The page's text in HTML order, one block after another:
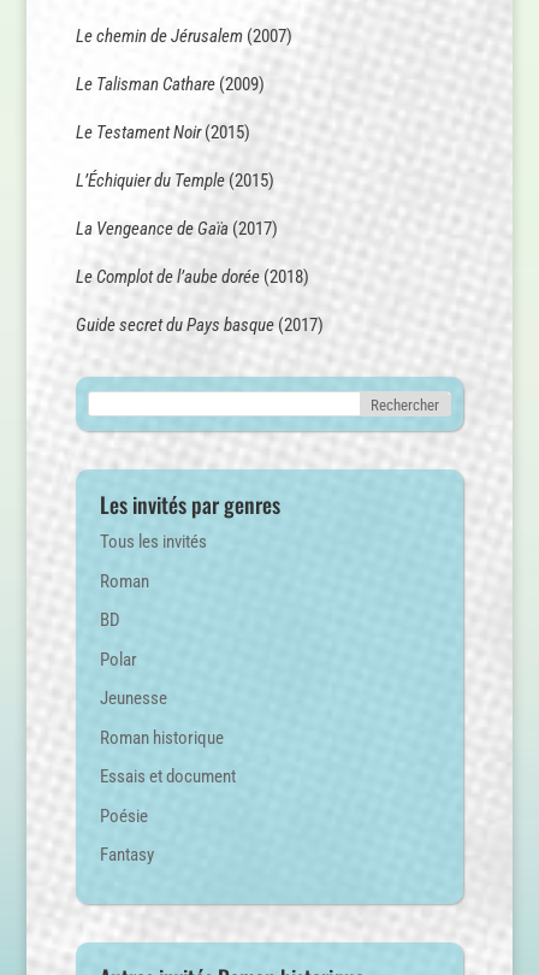
Le chemin de Jérusalem(2007)
Le Talisman Cathare(2009)
Le Testament Noir(2015)
L’Échiquier du Temple(2015)
La Vengeance de Gaïa(2017)
Le Complot de l’aube dorée(2018)
Guide secret du Pays basque(2017)
Les invités par genres
Tous les invités
Roman
BD
Polar
Jeunesse
Roman historique
Essais et document
Poésie
Fantasy